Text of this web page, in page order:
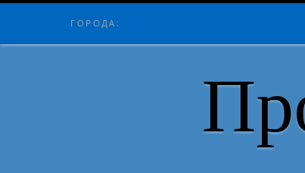
Skip
content
ГОРОДА: